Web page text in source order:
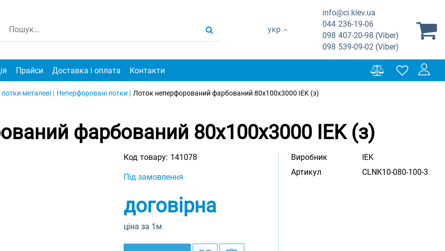
укр
info@ci.kiev.ua
044 236-19-06
098 407-20-98 (Viber)
098 539-09-02 (Viber)
Прайси Доставка і оплата Контакти
металеві | Неперфоровані лотки | Лоток неперфорований фарбований 80х100х3000 IEK (з)
фарбований 80х100х3000 IEK (з)
Код товару: 141078
Під замовлення
договірна
ціна за 1м
Виробник
IEK
Артикул
CLNK10-080-100-3